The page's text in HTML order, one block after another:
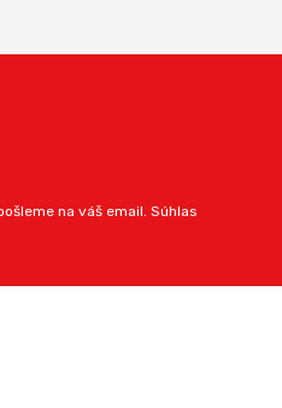
na váš email. Súhlas